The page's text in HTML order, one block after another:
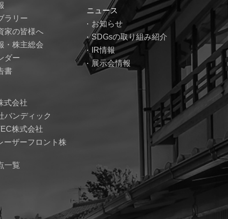
ラリー
家の皆様へ
・株主総会
ダー
書
式会社
バンディック
株式会社
ーザーフロント株
一覧
ニュース
お知らせ
SDGsの取り組み紹介
IR情報
展示会情報